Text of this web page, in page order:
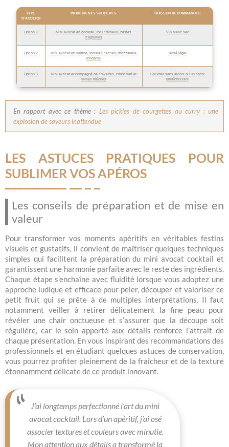
TYPE
D’ACCORD
INGRÉDIENTS SUGGÉRÉS BOISSON RECOMMANDÉE
Option 1
Mini avocat en cocktail, tofu crémeux, zestes
d’agrumes
Vin blanc sec
Option 2
Mini avocat en verrine, tomates cerises, mozzarella
fondante
Rosé léger
Option 3
Mini avocat accompagné de crevettes, citron vert et
herbes fraîches
Cocktail sans alcool ou un spritz
rafraîchissant
En rapport avec ce thème : Les pickles de courgettes au curry : une
explosion de saveurs inattendue
LES ASTUCES PRATIQUES POUR
SUBLIMER VOS APÉROS
Les conseils de préparation et de mise en
valeur
Pour transformer vos moments apéritifs en véritables festins
visuels et gustatifs, il convient de maîtriser quelques techniques
simples qui facilitent la préparation du mini avocat cocktail et
garantissent une harmonie parfaite avec le reste des ingrédients.
Chaque étape s’enchaîne avec fluidité lorsque vous adoptez une
approche ludique et efficace pour peler, découper et valoriser ce
petit fruit qui se prête à de multiples interprétations. Il faut
notamment veiller à retirer délicatement la fine peau pour
révéler une chair onctueuse et s’assurer que la découpe soit
régulière, car le soin apporté aux détails renforce l’attrait de
chaque présentation. En vous inspirant des recommandations des
professionnels et en étudiant quelques astuces de conservation,
vous pourrez profiter pleinement de la fraîcheur et de la texture
étonnamment délicate de ce produit innovant.
J’ai longtemps perfectionné l’art du mini
avocat cocktail. Lors d’un apéritif, j’ai osé
associer textures et couleurs avec minutie.
Mon attention aux détails a transformé la